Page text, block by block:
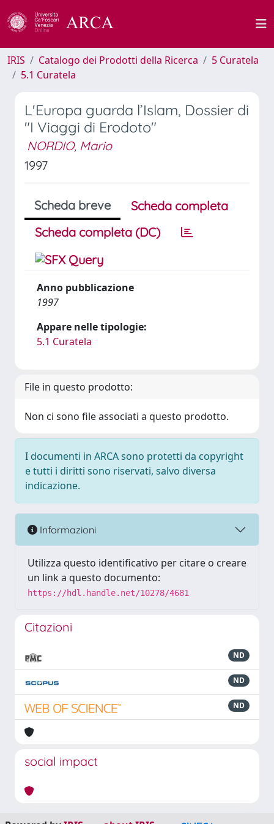
IRIS Catalogo dei Prodotti della Ricerca
5 Curatela
5.1 Curatela
L'Europa guarda l’Islam, Dossier di
"I Viaggi di Erodoto"
NORDIO, Mario
1997
Scheda breve
Scheda completa
Scheda completa (DC)
Anno pubblicazione
1997
Appare nelle tipologie:
5.1 Curatela
File in questo prodotto:
Non ci sono file associati a questo prodotto.
I documenti in ARCA sono protetti da copyright
e tutti i diritti sono riservati, salvo diversa
indicazione.
Informazioni
Utilizza questo identificativo per citare o creare
un link a questo documento:
https://hdl.handle.net/10278/4681
Citazioni
ND
ND
ND
social impact